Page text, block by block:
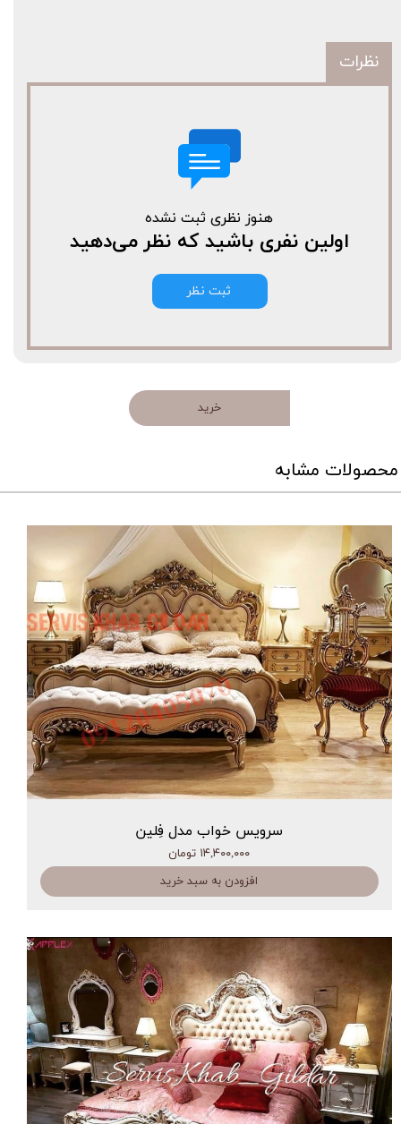
نظرات
هنوز نظری ثبت نشده
اولین نفری باشید که نظر می‌دهید
ثبت نظر
خرید
محصولات مشابه
سرویس خواب مدل فِلین
۱۴,۴۰۰,۰۰۰ تومان
افزودن به سبد خرید